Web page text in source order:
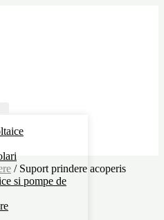
si pompe de
/ Suport prindere acoperis